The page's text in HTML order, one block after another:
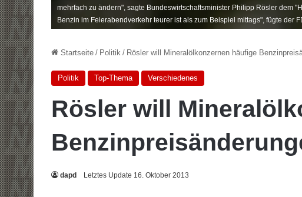
mehrfach zu ändern", sagte Bundeswirtschaftsminister Philipp Rösler dem
Benzin im Feierabendverkehr teurer ist als zum Beispiel mittags", fügte der
Startseite / Politik / Rösler will Mineralölkonzernen häufige
Politik Top-Thema Verschiedenes
Rösler will
dapd Letztes Update 16. Oktober 2013